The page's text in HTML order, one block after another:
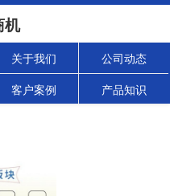
机
关于我们 公司动态
客户案例 产品知识